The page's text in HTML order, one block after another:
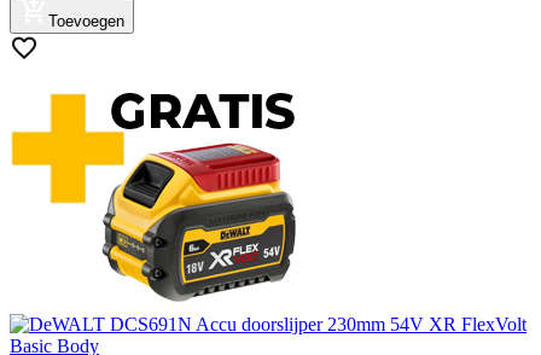
Toevoegen